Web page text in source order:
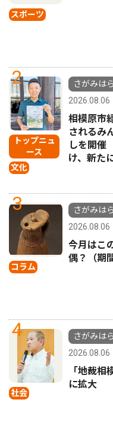
スポーツ
2
トップニュ
ース
文化
さがみは
2026.08.06
相模原市
されるみ
しを開催
け、新た
3
コラム
さがみは
2026.08.06
今月はこ
偶？（期
4
社会
さがみは
2026.08.06
「地裁
に拡大